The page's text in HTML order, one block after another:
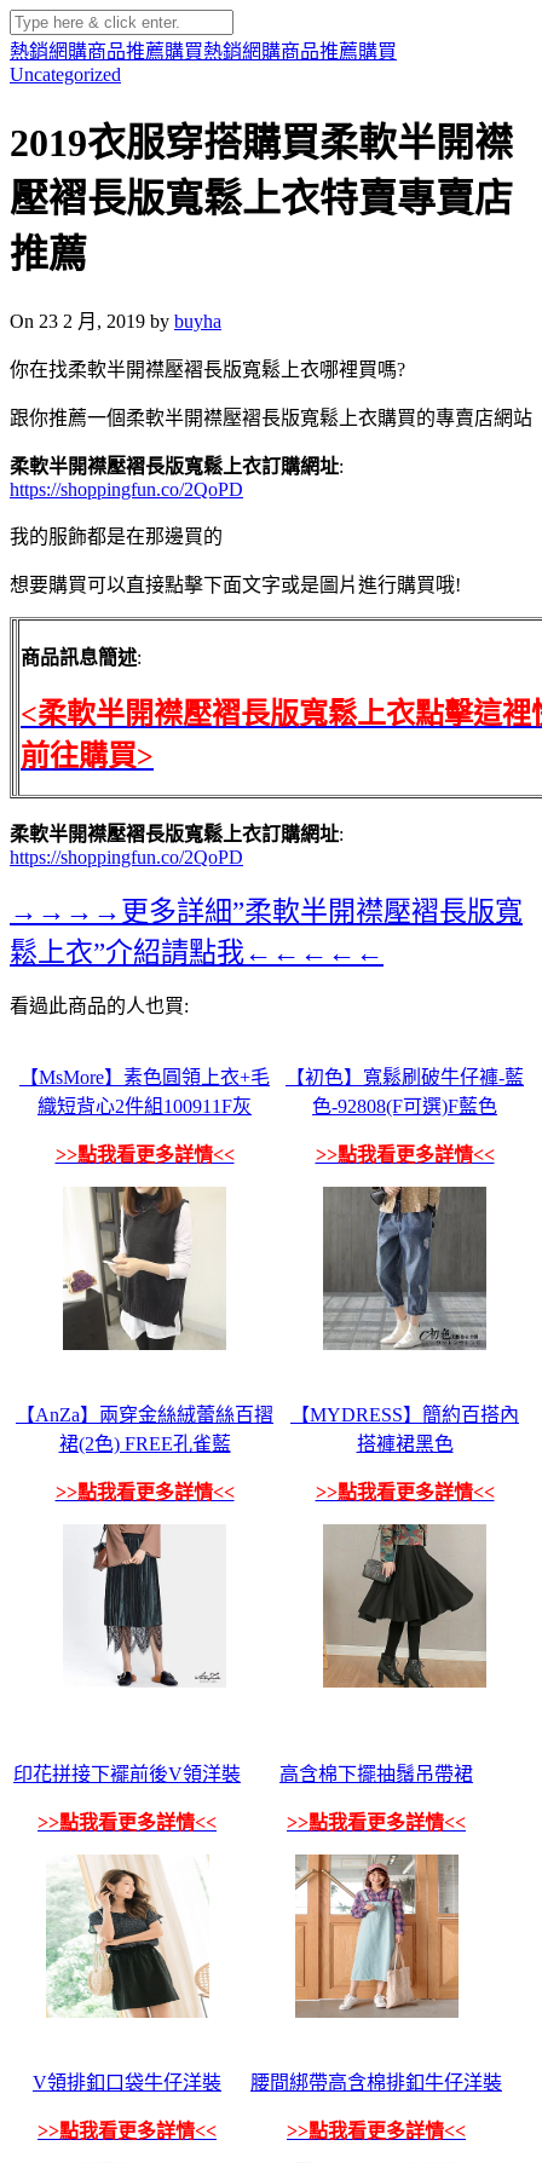
熱銷網購商品推薦購買熱銷網購商品推薦購買
Uncategorized
2019衣服穿搭購買柔軟半開襟
壓褶長版寬鬆上衣特賣專賣店
推薦
On 23 2 月, 2019 by buyha
你在找柔軟半開襟壓褶長版寬鬆上衣哪裡買嗎?
跟你推薦一個柔軟半開襟壓褶長版寬鬆上衣購買的專賣店網站
柔軟半開襟壓褶長版寬鬆上衣訂購網址:
https://shoppingfun.co/2QoPD
我的服飾都是在那邊買的
想要購買可以直接點擊下面文字或是圖片進行購買哦!
商品訊息簡述:
<柔軟半開襟壓褶長版寬鬆上衣點擊這裡
前往購買>
柔軟半開襟壓褶長版寬鬆上衣訂購網址:
https://shoppingfun.co/2QoPD
→→→→更多詳細”柔軟半開襟壓褶長版寬
鬆上衣”介紹請點我←←←←←
看過此商品的人也買:
【MsMore】素色圓領上衣+毛
織短背心2件組100911F灰
>>點我看更多詳情<<
【初色】寬鬆刷破牛仔褲-藍
色-92808(F可選)F藍色
>>點我看更多詳情<<
【AnZa】兩穿金絲絨蕾絲百摺
裙(2色) FREE孔雀藍
>>點我看更多詳情<<
【MYDRESS】簡約百搭內
搭褲裙黑色
>>點我看更多詳情<<
印花拼接下襬前後V領洋裝
>>點我看更多詳情<<
高含棉下擺抽鬚吊帶裙
>>點我看更多詳情<<
V領排釦口袋牛仔洋裝
>>點我看更多詳情<<
腰間綁帶高含棉排釦牛仔洋裝
>>點我看更多詳情<<